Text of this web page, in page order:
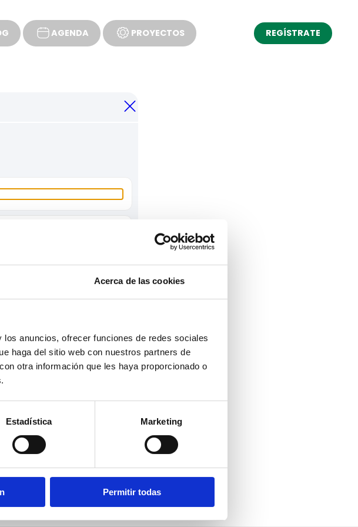
Acerca de las cookies
anuncios, ofrecer funciones de redes sociales
haga del sitio web con nuestros partners de
otra información que les haya proporcionado o
Estadística Marketing
Permitir todas
AGENDA PROYECTOS REGÍSTRATE
el email?
Verifica tu correo
cuenta